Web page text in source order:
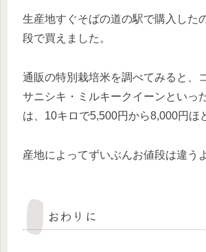
生産地すぐそばの道の駅で購入した
段で買えました。
通販の特別栽培米を調べてみると、
サニシキ・ミルキークイーンといっ
は、10キロで5,500円から8,000円ほ
産地によってずいぶんお値段は違う
おわりに